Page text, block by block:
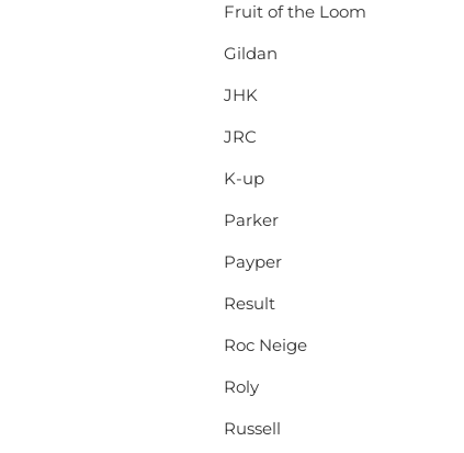
Fruit of the Loom
Gildan
JHK
JRC
K-up
Parker
Payper
Result
Roc Neige
Roly
Russell